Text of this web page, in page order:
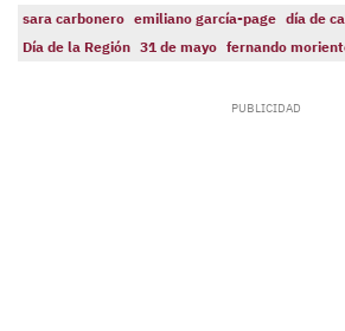
sara carbonero emiliano garcía-page día de
Día de la Región 31 de mayo fernando